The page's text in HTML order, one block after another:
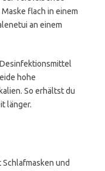
flach in einem
an einem
hohe
So erhältst du
länger.
und